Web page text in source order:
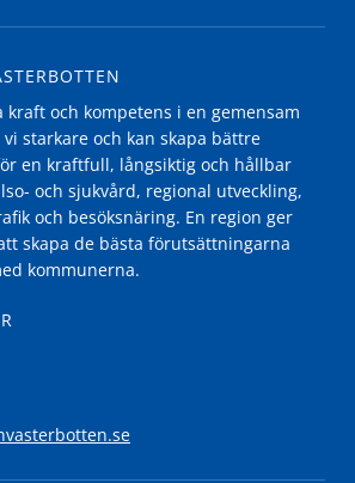
kraft och kompetens i en gemensam
starkare och kan skapa bättre
en kraftfull, långsiktig och hållbar
och sjukvård, regional utveckling,
och besöksnäring. En region ger
skapa de bästa förutsättningarna
kommunerna.